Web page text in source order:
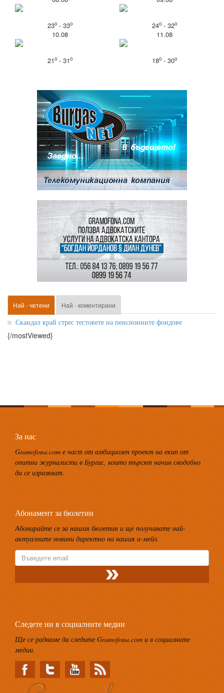
23o- 33o 24o- 32o
10.08
21o- 31o
11.08
18o- 30o
Най - четени Най - коментирани
Скандал край стрес тестовете на пенсионните фондове
{/mostViewed}
За нас
Gramofona.com е част от амбициозен проект на екип от
опитни журналисти в Бургас, които търсят начин сводобно
да се изразяват.
Абонамент за бюлетин
Абонирайте се за нашия бюлетин и ще получавате най-
актуалните новини директно на вашия и-мейл.
Следете ни в социалните медии
Ще се радваме да следите Gramofona.com и в социалните
медии.